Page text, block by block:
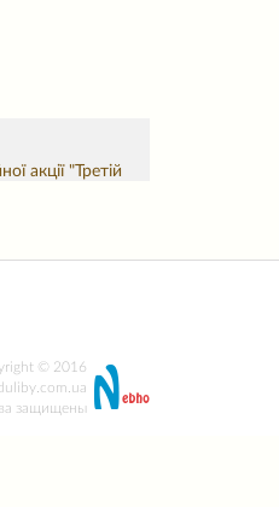
акції "Третій
© 2016
защищены